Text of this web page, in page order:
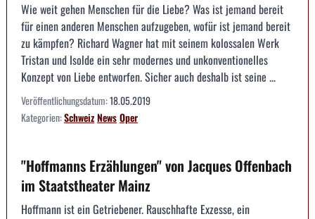
Wie weit gehen Menschen für die Liebe? Was ist jemand bereit
für einen anderen Menschen aufzugeben, wofür ist jemand bereit
zu kämpfen? Richard Wagner hat mit seinem kolossalen Werk
Tristan und Isolde ein sehr modernes und unkonventionelles
Konzept von Liebe entworfen. Sicher auch deshalb ist seine ...
Veröffentlichungsdatum:18.05.2019
Kategorien:SchweizNewsOper
"Hoffmanns Erzählungen" von Jacques Offenbach
im Staatstheater Mainz
Hoffmann ist ein Getriebener. Rauschhafte Exzesse, ein